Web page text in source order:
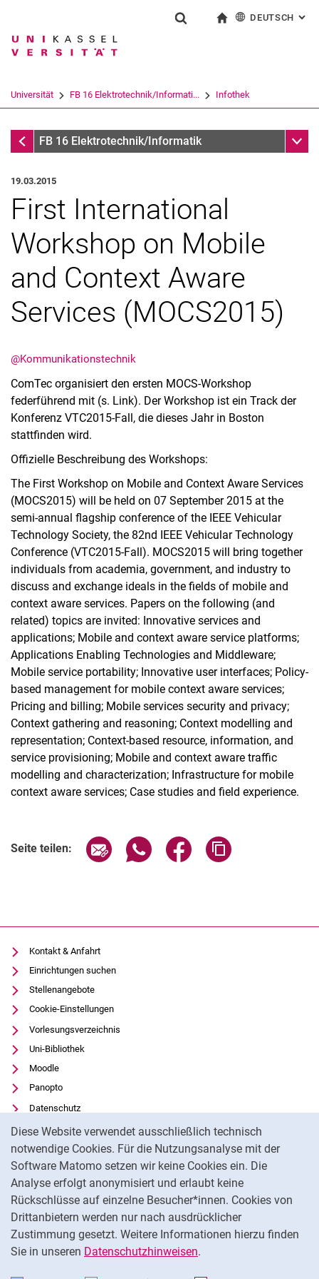
Springe direkt zu: Inhalt
Springe direkt zu: Suche
Springe direkt zu:
Diese Website verwendet ausschließlich technisch
notwendige Cookies. Für die Nutzungsanalyse mit der
Software Matomo setzen wir keine Cookies ein. Die
Analyse erfolgt anonymisiert und erlaubt keine
Rückschlüsse auf einzelne Besucher*innen. Cookies von
Drittanbietern werden nur nach ausdrücklicher
Zustimmung gesetzt. Weitere Informationen hierzu finden
Sie in unseren Datenschutzhinweisen.
Suchbegriff
Suchen (öffnet externen Link in einem
DEUTSCH :
Universität FB 16 Elektrotechnik/Informati... Infothek
InfothekFB 16 Elektrotechnik/Informatik
Aktuelles
19.03.2015
First International
Workshop on Mobile
and Context Aware
Services (MOCS2015)
@Kommunikationstechnik
ComTec organisiert den ersten MOCS-Workshop
federführend mit (s. Link). Der Workshop ist ein Track der
Konferenz VTC2015-Fall, die dieses Jahr in Boston
stattfinden wird.
Offizielle Beschreibung des Workshops:
The First Workshop on Mobile and Context Aware Services
(MOCS2015) will be held on 07 September 2015 at the
semi-annual flagship conference of the IEEE Vehicular
Technology Society, the 82nd IEEE Vehicular Technology
Conference (VTC2015-Fall). MOCS2015 will bring together
individuals from academia, government, and industry to
discuss and exchange ideals in the fields of mobile and
context aware services. Papers on the following (and
related) topics are invited: Innovative services and
applications; Mobile and context aware service platforms;
Applications Enabling Technologies and Middleware;
Mobile service portability; Innovative user interfaces; Policy-
based management for mobile context aware services;
Pricing and billing; Mobile services security and privacy;
Context gathering and reasoning; Context modelling and
representation; Context-based resource, information, and
service provisioning; Mobile and context aware traffic
modelling and characterization; Infrastructure for mobile
context aware services; Case studies and field experience.
Seite teilen: Seite über E-Mail teilen
Seite über WhatsApp teilen
Seite über Facebook
Kontakt & Anfahrt
Einrichtungen suchen
Stellenangebote
Cookie-Einstellungen
Vorlesungsverzeichnis
Uni-Bibliothek
Moodle
Panopto
Datenschutz
Barrierefreiheit
Transparenter KI-Einsatz
Impressum
Externer Link: Universität Kassel auf
Facebook (öffnet neues Fenster)
Externer Link: Universität Kassel auf
Youtube(öffnet neues Fenster)
Externer Link: Universität Kassel auf
Instagram (öffnet neues Fenster)